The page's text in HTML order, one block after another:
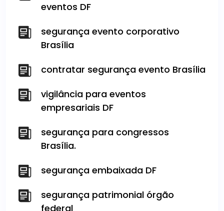
eventos DF
segurança evento corporativo
Brasília
contratar segurança evento Brasília
vigilância para eventos
empresariais DF
segurança para congressos
Brasília.
segurança embaixada DF
segurança patrimonial órgão
federal